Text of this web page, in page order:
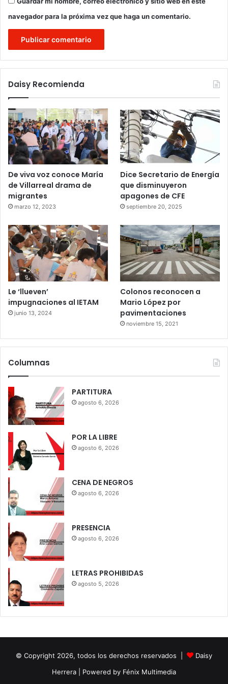
navegador para la próxima vez que haga un comentario.
Daisy Recomienda
De viva voz conoce María
de Villarreal drama de
migrantes
marzo 12, 2023
Dice Secretario de Energía
que disminuyeron
apagones de CFE
septiembre 20, 2025
Le ‘llueven’
impugnaciones al IETAM
junio 13, 2024
Colonos reconocen a
Mario López por
pavimentaciones
noviembre 15, 2021
Columnas
PARTITURA
agosto 6, 2026
POR LA LIBRE
agosto 6, 2026
CENA DE NEGROS
agosto 6, 2026
PRESENCIA
agosto 6, 2026
LETRAS PROHIBIDAS
agosto 5, 2026
© Copyright 2026, todos los derechos reservados |
Daisy
Herrera | Powered by Fénix Multimedia